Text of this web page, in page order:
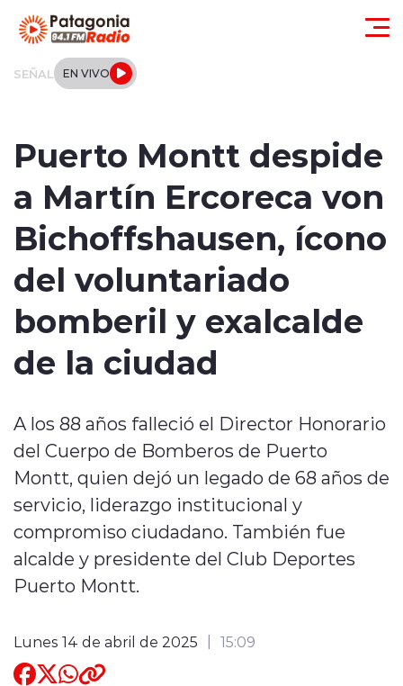
SEÑAL EN VIVO
Tendencias
Internacional
Deportes
Quienes Somos
Puerto Montt despide
a Martín Ercoreca von
Bichoffshausen, ícono
del voluntariado
bomberil y exalcalde
de la ciudad
A los 88 años falleció el Director Honorario
del Cuerpo de Bomberos de Puerto
Montt, quien dejó un legado de 68 años de
servicio, liderazgo institucional y
compromiso ciudadano. También fue
alcalde y presidente del Club Deportes
Puerto Montt.
Lunes 14 de abril de 2025 15:09